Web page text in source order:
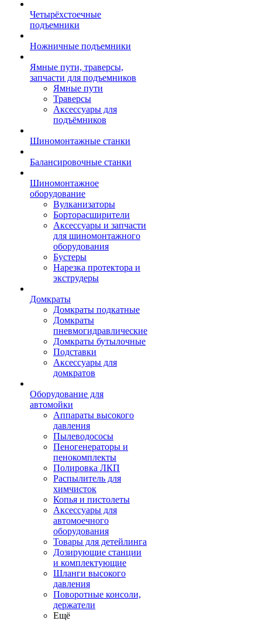
Четырёхстоечные
подъемники
Ножничные подъемники
Ямные пути, траверсы,
запчасти для подъемников
Ямные пути
Траверсы
Аксессуары для
подъёмников
Шиномонтажные станки
Балансировочные станки
Шиномонтажное
оборудование
Вулканизаторы
Борторасширители
Аксессуары и запчасти
для шиномонтажного
оборудования
Бустеры
Нарезка протектора и
экструдеры
Домкраты
Домкраты подкатные
Домкраты
пневмогидравлические
Домкраты бутылочные
Подставки
Аксессуары для
домкратов
Оборудование для
автомойки
Аппараты высокого
давления
Пылеводососы
Пеногенераторы и
пенокомплекты
Полировка ЛКП
Распылитель для
химчисток
Копья и пистолеты
Аксессуары для
автомоечного
оборудования
Товары для детейлинга
Дозирующие станции
и комплектующие
Шланги высокого
давления
Поворотные консоли,
держатели
Ещё